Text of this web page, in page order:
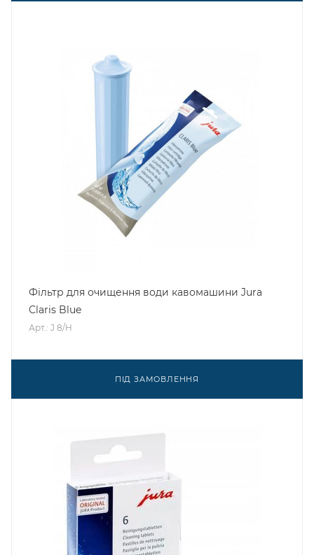
Фільтр для очищення води кавомашини Jura
Claris Blue
Арт.: J 8/H
ПІД ЗАМОВЛЕННЯ